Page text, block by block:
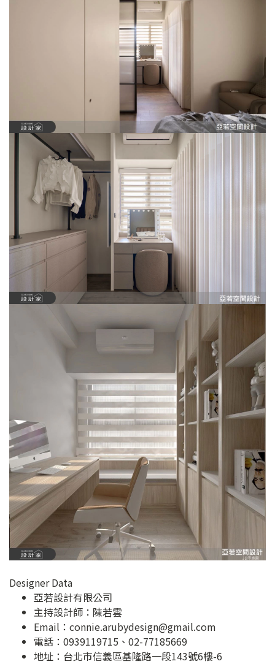
Designer Data
亞若設計有限公司
主持設計師：陳若雲
Email： connie.arubydesign@gmail.com
電話：0939119715、02-77185669
地址： 台北市信義區基隆路一段143號6樓-6